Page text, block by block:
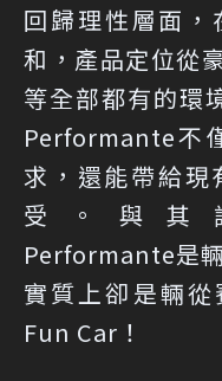
回歸理性層面，
和，產品定位從
等全部都有的
Performante不
求，還能帶給現
受。與其說
Performante是
實質上卻是輛從
Fun Car！